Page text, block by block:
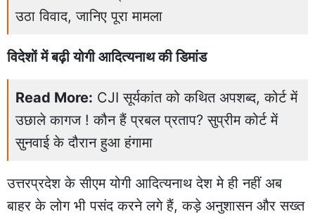
उठा विवाद, जानिए पूरा मामला
विदेशों में बढ़ी योगी आदित्यनाथ की डिमांड
Read More: CJI सूर्यकांत को कथित अपशब्द, कोर्ट में
उछाले कागज ! कौन हैं प्रबल प्रताप? सुप्रीम कोर्ट में
सुनवाई के दौरान हुआ हंगामा
उत्तरप्रदेश के सीएम योगी आदित्यनाथ देश मे ही नहीं अब
बाहर के लोग भी पसंद करने लगे हैं, कड़े अनुशासन और सख्त